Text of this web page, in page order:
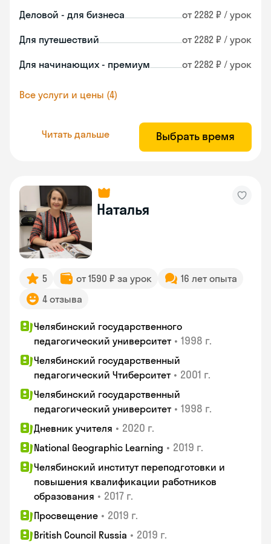
Деловой - для бизнеса от 2282 ₽ / урок
Для путешествий от 2282 ₽ / урок
Для начинающих - премиум от 2282 ₽ / урок
Все услуги и цены (4)
Читать дальше Выбрать время
Наталья
5 от 1590 ₽ за урок
16 лет опыта
4 отзыва
Челябинский государственного
педагогический университет • 1998 г.
Челябинский государственный
педагогический Чтиберситет • 2001 г.
Челябинский государственный
педагогический университет • 1998 г.
Дневник учителя • 2020 г.
National Geographic Learning • 2019 г.
Челябинский институт переподготовки и
повышения квалификации работников
образования • 2017 г.
Просвещение • 2019 г.
British Council Russia • 2019 г.